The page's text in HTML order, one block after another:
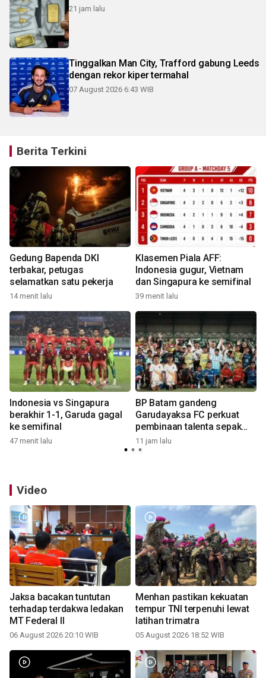
21 jam lalu
Tinggalkan Man City, Trafford gabung Leeds
dengan rekor kiper termahal
07 August 2026 6:43 WIB
Berita Terkini
Gedung Bapenda DKI
terbakar, petugas
selamatkan satu pekerja
14 menit lalu
Klasemen Piala AFF:
Indonesia gugur, Vietnam
dan Singapura ke semifinal
39 menit lalu
Indonesia vs Singapura
berakhir 1-1, Garuda gagal
ke semifinal
47 menit lalu
BP Batam gandeng
Garudayaksa FC perkuat
pembinaan talenta sepak
bola usia dini
11 jam lalu
Video
Jaksa bacakan tuntutan
terhadap terdakwa ledakan
MT Federal II
06 August 2026 20:10 WIB
Menhan pastikan kekuatan
tempur TNI terpenuhi lewat
latihan trimatra
05 August 2026 18:52 WIB